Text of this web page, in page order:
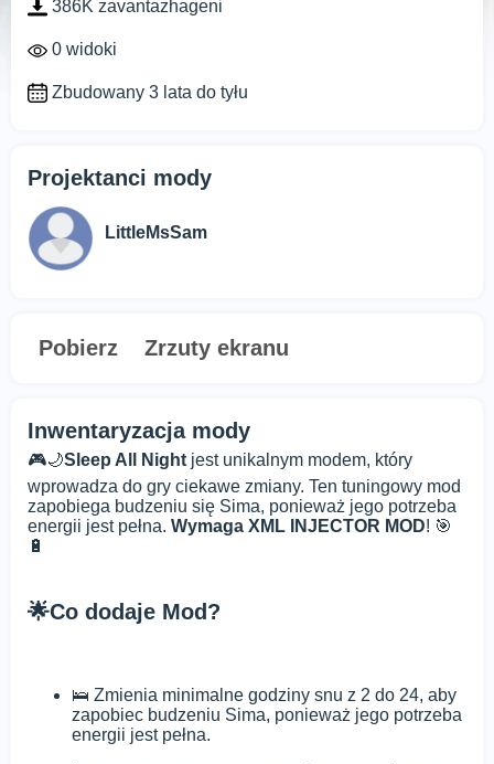
386K zavantazhageni
0 widoki
Zbudowany 3 lata do tyłu
Projektanci mody
LittleMsSam
Pobierz Zrzuty ekranu
Inwentaryzacja mody
🎮🌙Sleep All Night jest unikalnym modem, który
wprowadza do gry ciekawe zmiany. Ten tuningowy mod
zapobiega budzeniu się Sima, ponieważ jego potrzeba
energii jest pełna. Wymaga XML INJECTOR MOD! 🎯
🔋
🌟Co dodaje Mod?
🛌 Zmienia minimalne godziny snu z 2 do 24, aby
zapobiec budzeniu Sima, ponieważ jego potrzeba
energii jest pełna.